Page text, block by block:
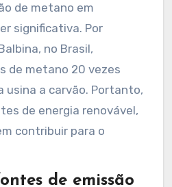
de metano em
significativa. Por
no Brasil,
de metano 20 vezes
usina a carvão. Portanto,
de energia renovável,
contribuir para o
de emissão